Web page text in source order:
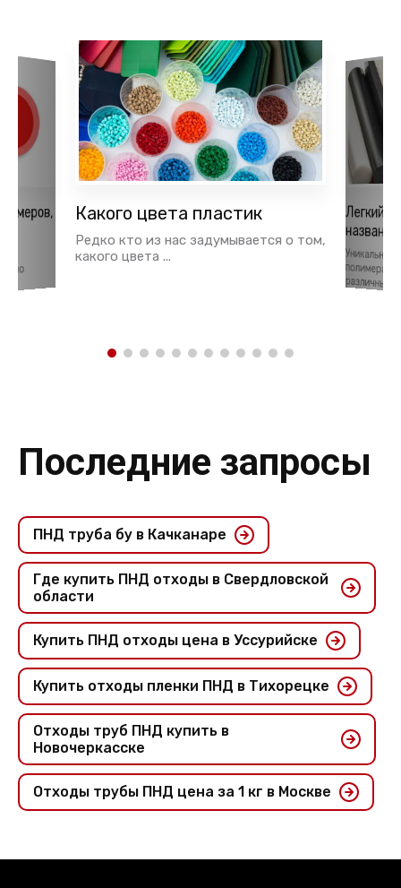
Какого цвета пластик
Редко кто из нас задумывается о том,
какого цвета ...
Легкий
названия
различных
Последние запросы
ПНД труба бу в Качканаре
Где купить ПНД отходы в Свердловской
области
Купить ПНД отходы цена в Уссурийске
Купить отходы пленки ПНД в Тихорецке
Отходы труб ПНД купить в
Новочеркасске
Отходы трубы ПНД цена за 1 кг в Москве